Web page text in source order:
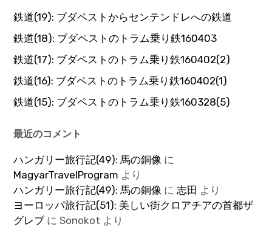
鉄道(19): ブダペストからセンテンドレへの鉄道
鉄道(18): ブダペストのトラム乗り鉄160403
鉄道(17): ブダペストのトラム乗り鉄160402(2)
鉄道(16): ブダペストのトラム乗り鉄160402(1)
鉄道(15): ブダペストのトラム乗り鉄160328(5)
最近のコメント
ハンガリー旅行記(49): 馬の銅像 に
MagyarTravelProgram より
ハンガリー旅行記(49): 馬の銅像 に志田 より
ヨーロッパ旅行記(51): 美しい街クロアチアの首都ザ
グレブにSonokot より